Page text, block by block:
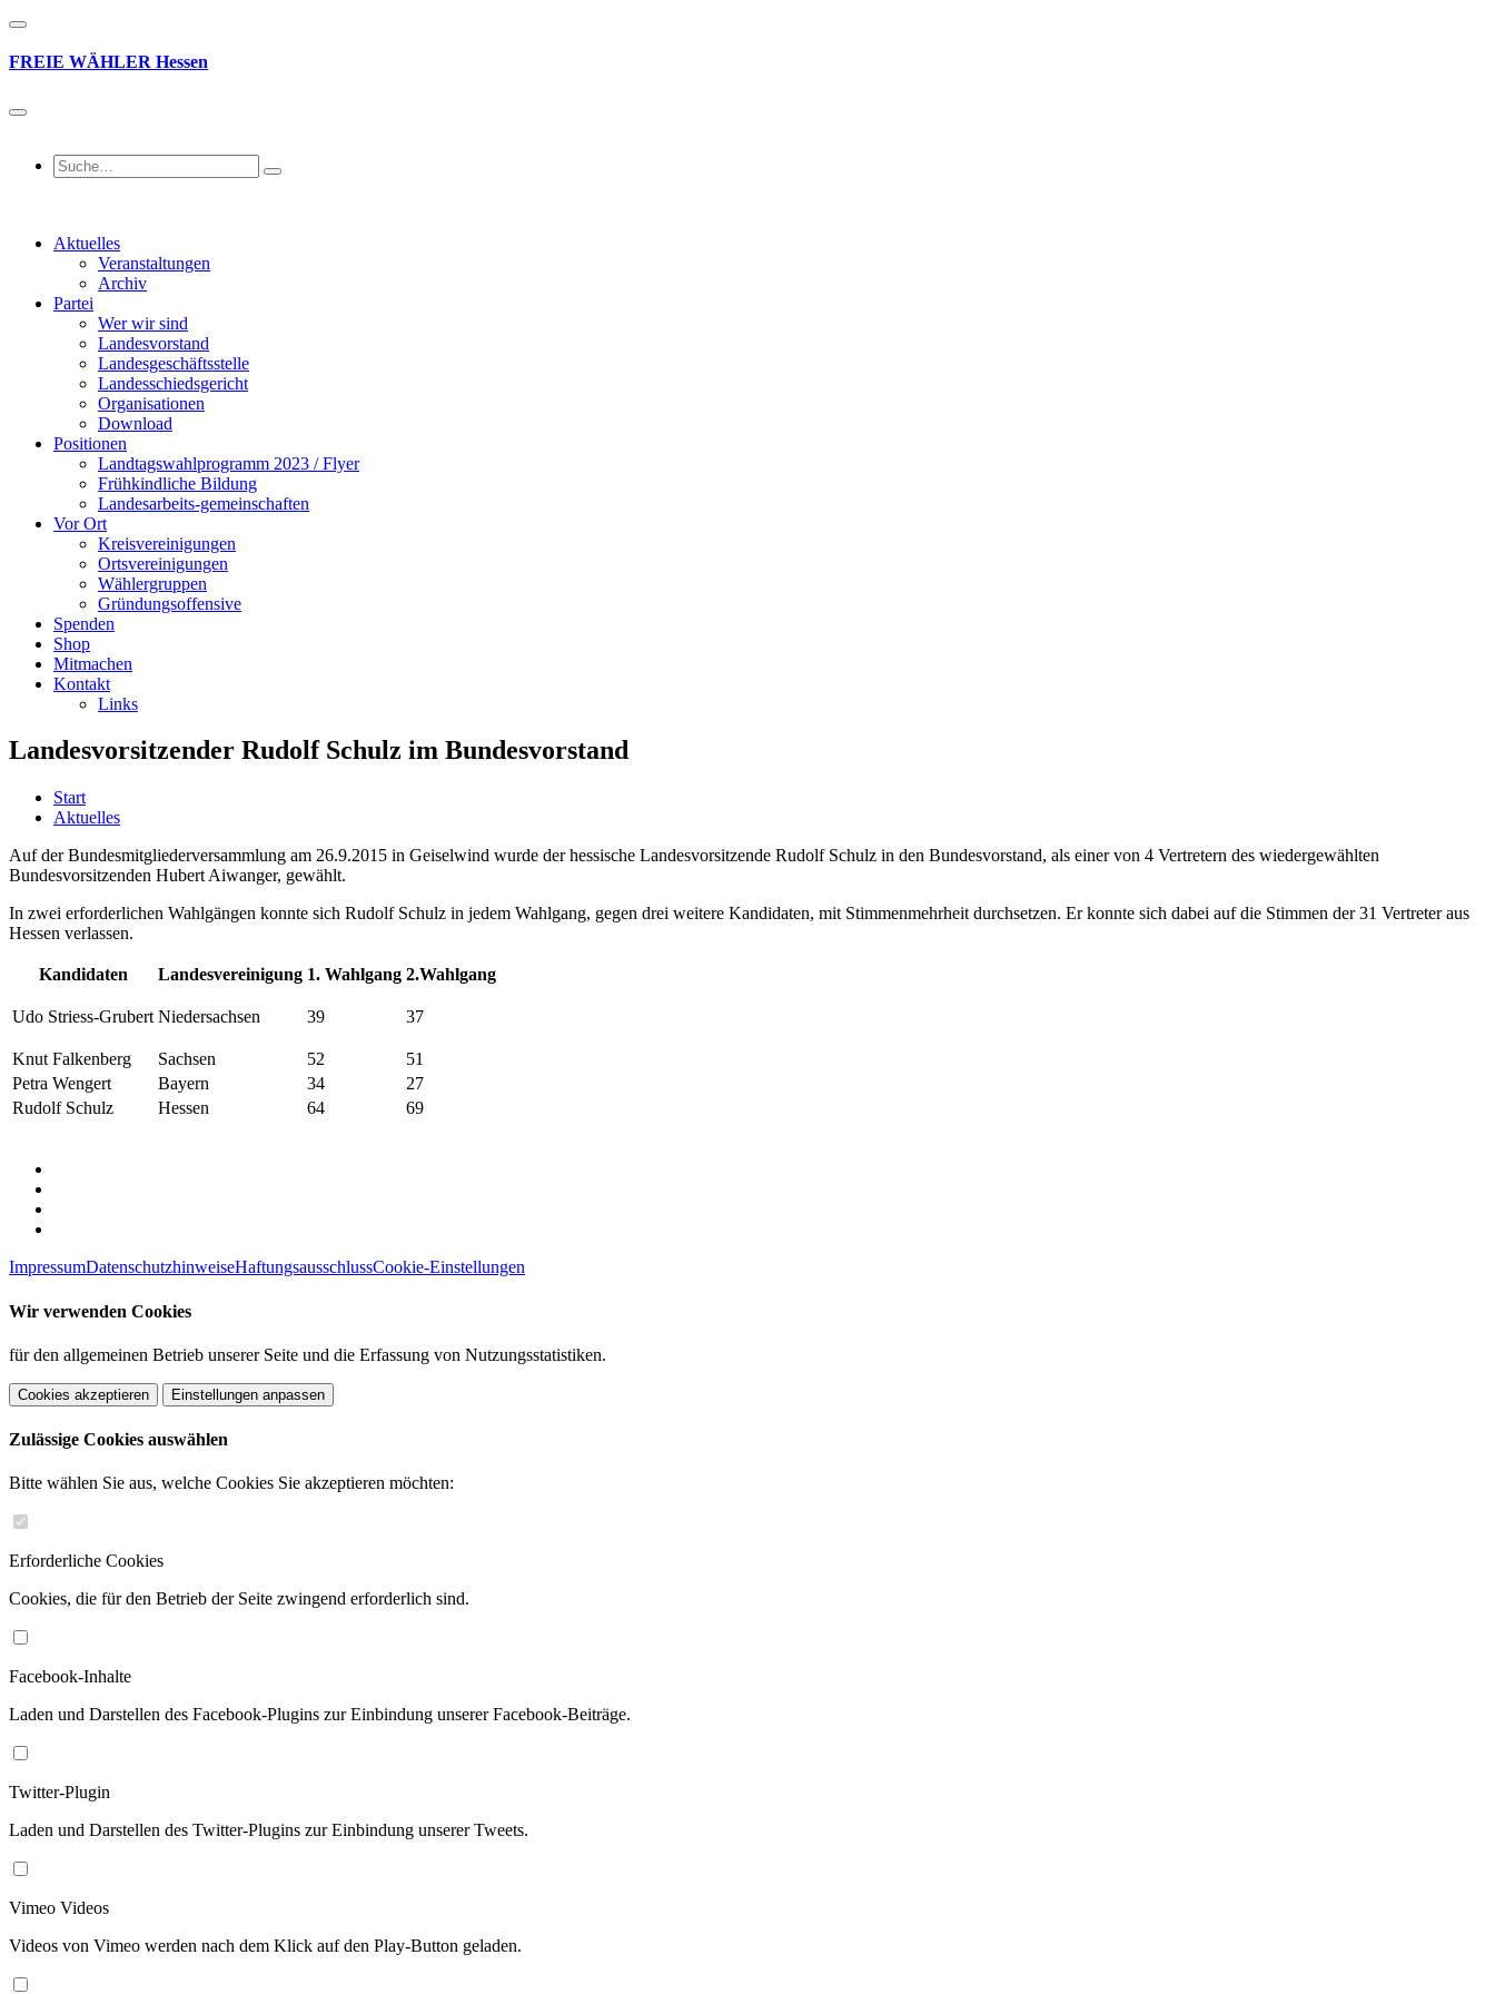
FREIE WÄHLER Hessen
Aktuelles
Veranstaltungen
Archiv
Partei
Wer wir sind
Landesvorstand
Landesgeschäftsstelle
Landesschiedsgericht
Organisationen
Download
Positionen
Landtagswahlprogramm 2023 / Flyer
Frühkindliche Bildung
Landesarbeits-gemeinschaften
Vor Ort
Kreisvereinigungen
Ortsvereinigungen
Wählergruppen
Gründungsoffensive
Spenden
Shop
Mitmachen
Kontakt
Links
Landesvorsitzender Rudolf Schulz im Bundesvorstand
Start
Aktuelles
Auf der Bundesmitgliederversammlung am 26.9.2015 in Geiselwind wurde der hessische Landesvorsitzende Rudolf Schulz in den Bundesvorstand, als einer von 4 Vertretern des wiedergewählten
Bundesvorsitzenden Hubert Aiwanger, gewählt.
In zwei erforderlichen Wahlgängen konnte sich Rudolf Schulz in jedem Wahlgang, gegen drei weitere Kandidaten, mit Stimmenmehrheit durchsetzen. Er konnte sich dabei auf die Stimmen der 31 Vertreter aus
Hessen verlassen.
Kandidaten Landesvereinigung 1. Wahlgang 2.Wahlgang
Udo Striess-Grubert Niedersachsen 39 37
Knut Falkenberg Sachsen 52
51
Petra Wengert
Bayern 34
27
Rudolf Schulz
Hessen 64 69
ImpressumDatenschutzhinweiseHaftungsausschlussCookie-Einstellungen
Wir verwenden Cookies
für den allgemeinen Betrieb unserer Seite und die Erfassung von Nutzungsstatistiken.
Cookies akzeptieren Einstellungen anpassen
Zulässige Cookies auswählen
Bitte wählen Sie aus, welche Cookies Sie akzeptieren möchten:
Erforderliche Cookies
Cookies, die für den Betrieb der Seite zwingend erforderlich sind.
Facebook-Inhalte
Laden und Darstellen des Facebook-Plugins zur Einbindung unserer Facebook-Beiträge.
Twitter-Plugin
Laden und Darstellen des Twitter-Plugins zur Einbindung unserer Tweets.
Vimeo Videos
Videos von Vimeo werden nach dem Klick auf den Play-Button geladen.